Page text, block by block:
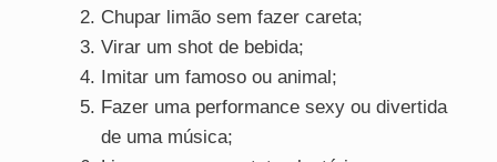
Chupar limão sem fazer careta;
Virar um shot de bebida;
Imitar um famoso ou animal;
Fazer uma performance sexy ou divertida
de uma música;